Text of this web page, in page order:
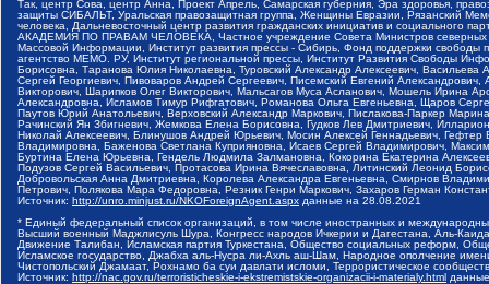
Так, центр Сова, центр Анна, Проект Апрель, Самарская губерния, Эра здоровья,
защиты СИБАЛЬТ, Уральская правозащитная группа, Женщины Евразии, Рязанский
человека, Дальневосточный центр развития гражданских инициатив и социального
АКАДЕМИЯ ПО ПРАВАМ ЧЕЛОВЕКА, Частное учреждение Совета Министров северных
Массовой Информации, Институт развития прессы - Сибирь, Фонд поддержки
агентство МЕМО. РУ, Институт региональной прессы, Институт Развития Свободы
Борисовна, Таранова Юлия Николаевна, Туровский Александр Алексеевич,
Сергей Георгиевич, Пивоваров Андрей Сергеевич, Писемский Евгений
Викторович, Шарипков Олег Викторович, Мальсагов Муса Асланович, Мошель Ирина
Александровна, Исламов Тимур Рифгатович, Романова Ольга Евгеньевна, Щаров
Паутов Юрий Анатольевич, Верховский Александр Маркович, Пислакова-Паркер
Рачинский Ян Збигневич, Жемкова Елена Борисовна, Гудков Лев Дмитриевич,
Николай Алексеевич, Блинушов Андрей Юрьевич, Мосин Алексей Геннадьевич,
Владимировна, Баженова Светлана Куприяновна, Исаев Сергей Владимирович,
Буртина Елена Юрьевна, Гендель Людмила Залмановна, Кокорина Екатерина
Подузов Сергей Васильевич, Протасова Ирина Вячеславовна, Литинский Леонид
Добровольская Анна Дмитриевна, Королева Александра Евгеньевна, Смирнов
Петрович, Полякова Мара Федоровна, Резник Генри Маркович, Захаров Герман
Источник: http://unro.minjust.ru/NKOForeignAgent.aspx данные на 28.08.2021
* Единый федеральный список организаций, в том числе иностранных и
Высший военный Маджлисуль Шура, Конгресс народов Ичкерии и Дагестана, Аль-
Движение Талибан, Исламская партия Туркестана, Общество социальных реформ,
Исламское государство, Джабха аль-Нусра ли-Ахль аш-Шам, Народное ополчение
Чистопольский Джамаат, Рохнамо ба суи давлати исломи, Террористическое
Источник: http://nac.gov.ru/terroristicheskie-i-ekstremistskie-organizacii-i-materialy.html